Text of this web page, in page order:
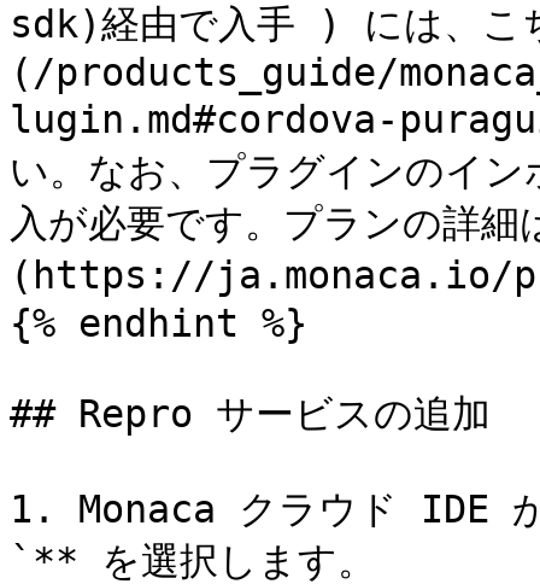
sdk)経由で入手 ) には、
(/products_guide/
lugin.md#cordova-
い。なお、プラグインのイ
入が必要です。プランの詳
(https://ja.monaca.io/
{% endhint %}
## Repro サービスの追加
1. Monaca クラウド IDE
`** を選択します。